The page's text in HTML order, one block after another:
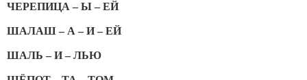
ЧЕРЕПИЦА – Ы – ЕЙ
ШАЛАШ – А – И – ЕЙ
ШАЛЬ – И – ЛЬЮ